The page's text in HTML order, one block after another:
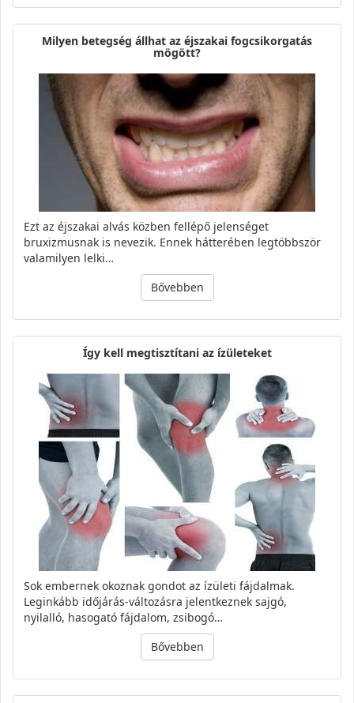
Milyen betegség állhat az éjszakai fogcsikorgatás
mögött?
Ezt az éjszakai alvás közben fellépő jelenséget
bruxizmusnak is nevezik. Ennek hátterében legtöbbször
valamilyen lelki…
Bővebben
Így kell megtisztítani az ízületeket
Sok embernek okoznak gondot az ízületi fájdalmak.
Leginkább időjárás-változásra jelentkeznek sajgó,
nyilalló, hasogató fájdalom, zsibogó…
Bővebben